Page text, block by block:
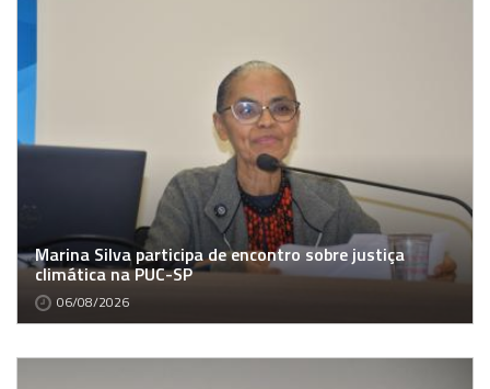
Marina Silva participa de encontro sobre justiça
climática na PUC-SP
06/08/2026